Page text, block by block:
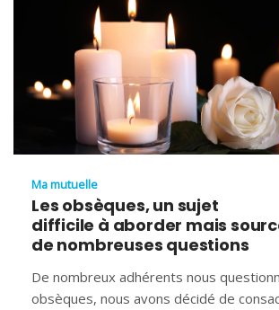
Ma mutuelle
Les obsèques, un sujet
difficile à aborder mais
de nombreuses questions
De nombreux adhérents nous
obsèques, nous avons décidé de